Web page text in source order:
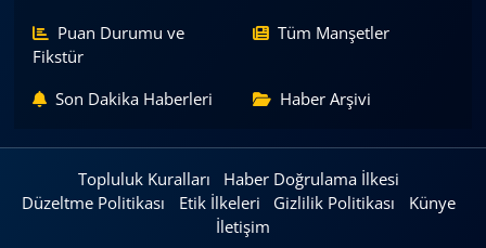
Puan Durumu ve
Fikstür
Tüm Manşetler
Son Dakika Haberleri Haber Arşivi
Topluluk Kuralları
Haber Doğrulama İlkesi
Düzeltme Politikası
Etik İlkeleri Gizlilik Politikası
Künye
İletişim